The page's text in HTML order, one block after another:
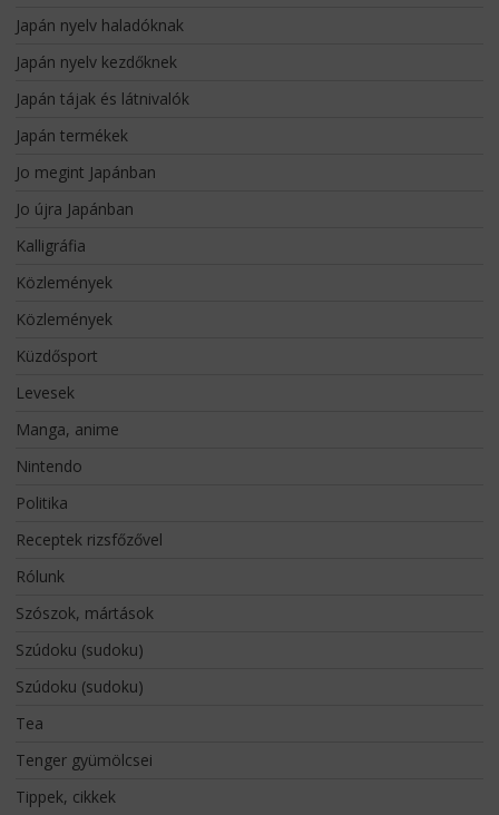
Japán nyelv haladóknak
Japán nyelv kezdőknek
Japán tájak és látnivalók
Japán termékek
Jo megint Japánban
Jo újra Japánban
Kalligráfia
Közlemények
Közlemények
Küzdősport
Levesek
Manga, anime
Nintendo
Politika
Receptek rizsfőzővel
Rólunk
Szószok, mártások
Szúdoku (sudoku)
Szúdoku (sudoku)
Tea
Tenger gyümölcsei
Tippek, cikkek